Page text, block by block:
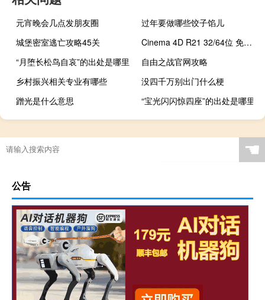
元宵晚会几点发朋友圈
过年要做哪些饺子馅儿
城堡密室逃亡攻略45关
Cinema 4D R21 32/64位 免费汉化版（Cinema 4D R21 32/64位 免费汉化版功能简介）
“月堕长松鸟自哀”的出处是哪里
自由之战官网攻略
乡村振兴相关专业有哪些
没四千万别出门什么梗
蹭光是什么意思
“宝光闪闪惊四座”的出处是哪里
☚
公告